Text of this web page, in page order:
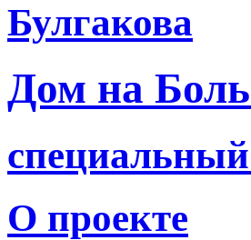
Булгакова
Дом на
О проекте